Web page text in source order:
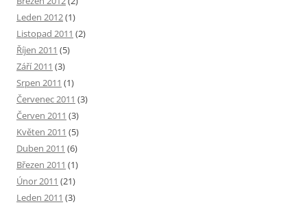
Leden 2012(1)
Listopad 2011 (2)
Říjen 2011 (5)
Září 2011 (3)
Srpen 2011 (1)
Červenec 2011 (3)
Červen 2011 (3)
Květen 2011 (5)
Duben 2011 (6)
Březen 2011 (1)
Únor 2011 (21)
Leden 2011 (3)